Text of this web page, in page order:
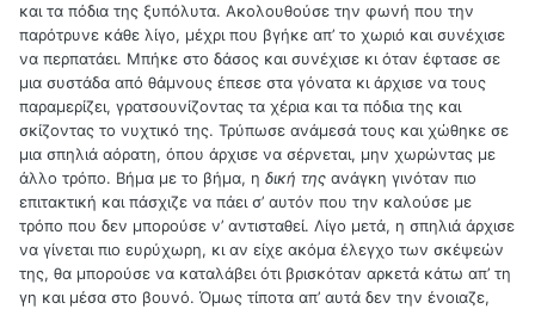
και τα πόδια της ξυπόλυτα. Ακολουθούσε την φωνή που την
παρότρυνε κάθε λίγο, μέχρι που βγήκε απ’ το χωριό και συνέχισε
να περπατάει. Μπήκε στο δάσος και συνέχισε κι όταν έφτασε σε
μια συστάδα από θάμνους έπεσε στα γόνατα κι άρχισε να τους
παραμερίζει, γρατσουνίζοντας τα χέρια και τα πόδια της και
σκίζοντας το νυχτικό της. Τρύπωσε ανάμεσά τους και χώθηκε σε
μια σπηλιά αόρατη, όπου άρχισε να σέρνεται, μην χωρώντας με
άλλο τρόπο. Βήμα με το βήμα, η δική της ανάγκη γινόταν πιο
επιτακτική και πάσχιζε να πάει σ’ αυτόν που την καλούσε με
τρόπο που δεν μπορούσε ν’ αντισταθεί. Λίγο μετά, η σπηλιά άρχισε
να γίνεται πιο ευρύχωρη, κι αν είχε ακόμα έλεγχο των σκέψεών
της, θα μπορούσε να καταλάβει ότι βρισκόταν αρκετά κάτω απ’ τη
γη και μέσα στο βουνό. Όμως τίποτα απ’ αυτά δεν την ένοιαζε,